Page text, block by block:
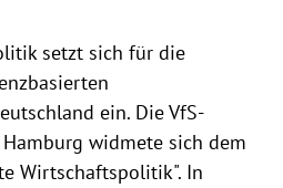
setzt sich für die
ein. Die VfS-
widmete sich dem
Wirtschaftspolitik". In